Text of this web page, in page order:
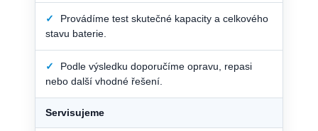
✓
Provádíme test skutečné kapacity a celkového
stavu baterie.
✓
Podle výsledku doporučíme opravu, repasi
nebo další vhodné řešení.
Servisujeme